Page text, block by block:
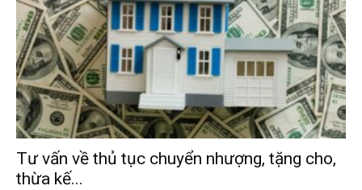
Tư vấn về thủ tục chuyển nhượng, tặng cho,
thừa kế...